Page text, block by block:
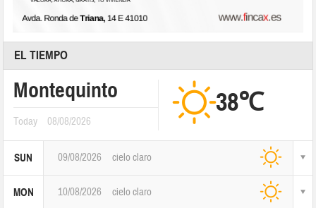
EL TIEMPO
Montequinto
Today 08/08/2026
38℃
SUN 09/08/2026 cielo claro
MON 10/08/2026 cielo claro